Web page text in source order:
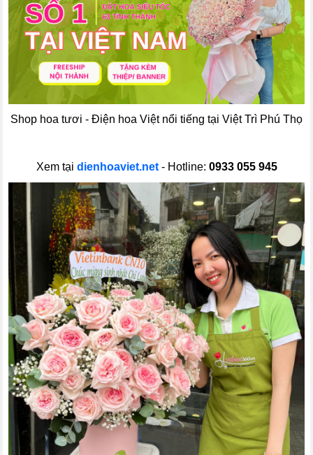
Shop hoa tươi - Điện hoa Việt nổi tiếng tại Việt Trì Phú Thọ
Xem tại dienhoaviet.net- Hotline: 0933 055 945